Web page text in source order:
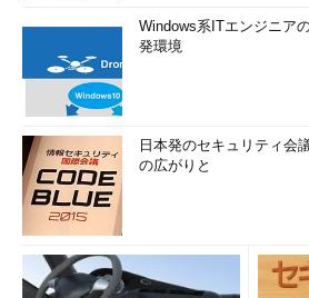
Windows系ITエンジニア
発環境
日本発のセキュリティ会
の広がりと